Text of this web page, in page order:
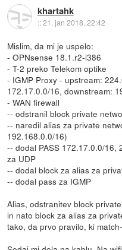
khartahk
::21. jan 2018, 22:42
Mislim, da mi je uspelo:
- OPNsense 18.1.r2-i386
- T-2 preko Telekom optike
- IGMP Proxy - upstream:
172.17.0.0/16, downstream:
- WAN firewall
-- odstranil block private
-- naredil alias za private
192.168.0.0/16)
-- dodal PASS 172.17.0.0/
za UDP
-- dodal block za alias za
-- dodal pass za IGMP
Alias, odstranitev block
in nato block za alias za
tako, da prvo pravilo, ki